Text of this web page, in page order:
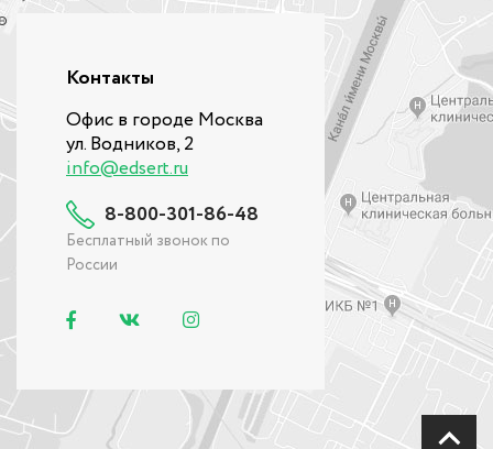
Контакты
Офис в городе Москва
ул. Водников, 2
info@edsert.ru
8-800-301-86-48
Бесплатный звонок по
России